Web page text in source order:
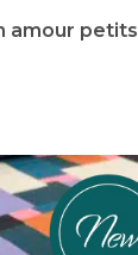
amour petits